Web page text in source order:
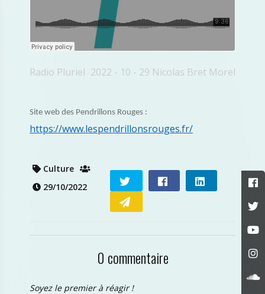
Radio Pluriel · 2022 - 10 - 29 Nicolas Bret Morel
Site web des Pendrillons Rouges :
https://www.lespendrillonsrouges.fr/
Culture
29/10/2022
0 commentaire
Soyez le premier à réagir !